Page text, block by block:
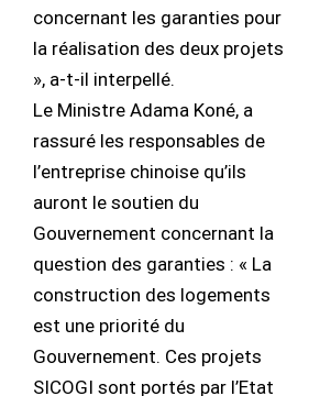
concernant les garanties pour
la réalisation des deux projets
», a-t-il interpellé.
Le Ministre Adama Koné, a
rassuré les responsables de
l’entreprise chinoise qu’ils
auront le soutien du
Gouvernement concernant la
question des garanties : « La
construction des logements
est une priorité du
Gouvernement. Ces projets
SICOGI sont portés par l’Etat